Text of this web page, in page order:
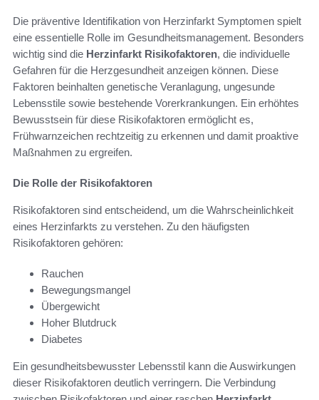
Die präventive Identifikation von Herzinfarkt Symptomen spielt
eine essentielle Rolle im Gesundheitsmanagement. Besonders
wichtig sind die Herzinfarkt Risikofaktoren, die individuelle
Gefahren für die Herzgesundheit anzeigen können. Diese
Faktoren beinhalten genetische Veranlagung, ungesunde
Lebensstile sowie bestehende Vorerkrankungen. Ein erhöhtes
Bewusstsein für diese Risikofaktoren ermöglicht es,
Frühwarnzeichen rechtzeitig zu erkennen und damit proaktive
Maßnahmen zu ergreifen.
Die Rolle der Risikofaktoren
Risikofaktoren sind entscheidend, um die Wahrscheinlichkeit
eines Herzinfarkts zu verstehen. Zu den häufigsten
Risikofaktoren gehören:
Rauchen
Bewegungsmangel
Übergewicht
Hoher Blutdruck
Diabetes
Ein gesundheitsbewusster Lebensstil kann die Auswirkungen
dieser Risikofaktoren deutlich verringern. Die Verbindung